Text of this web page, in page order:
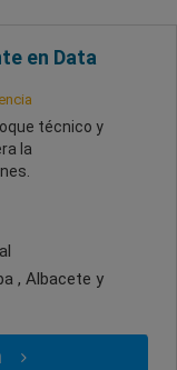
en Data
técnico y
la
, Albacete y